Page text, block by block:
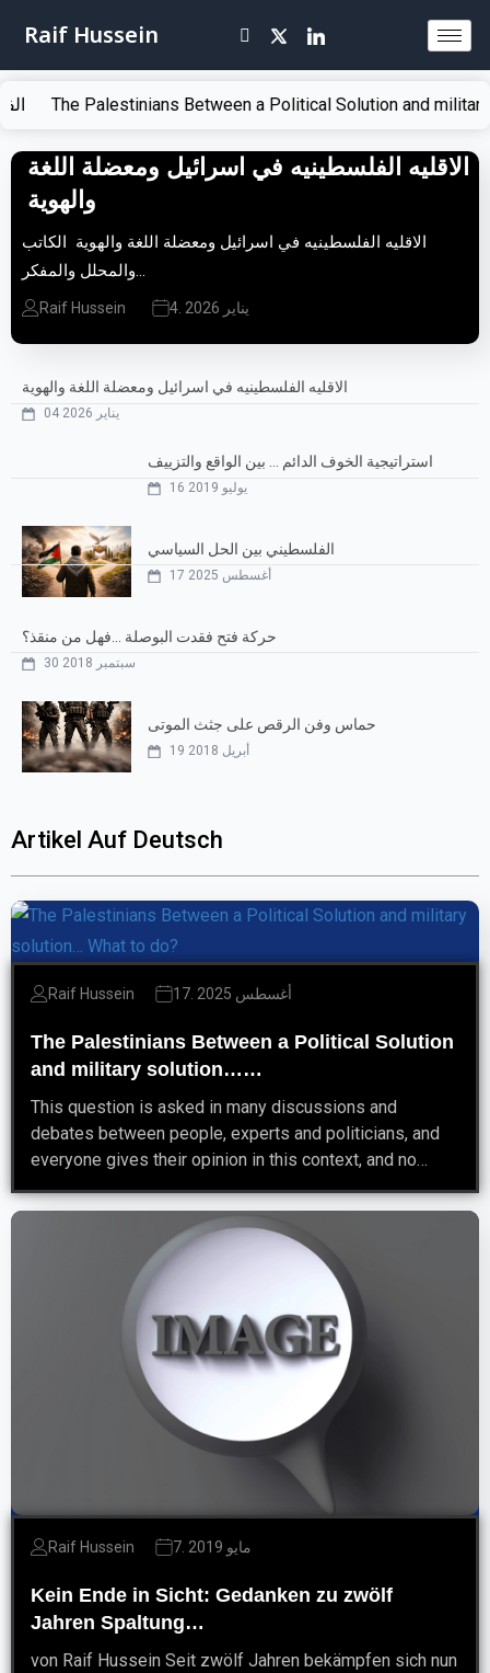
Raif Hussein
Palestinians Between a Political Solution and military
الاقليه الفلسطينيه في اسرائيل ومعضلة اللغة
والهوية
الاقليه الفلسطينيه في اسرائيل ومعضلة اللغة والهوية الكاتب
والمحلل والمفكر…
Raif Hussein 4. يناير 2026
الاقليه الفلسطينيه في اسرائيل ومعضلة اللغة والهوية
04 يناير 2026
استراتيجية الخوف الدائم … بين الواقع والتزييف
16 يوليو 2019
الفلسطيني بين الحل السياسي
17 أغسطس 2025
حركة فتح فقدت البوصلة …فهل من منقذ؟
30 سبتمبر 2018
حماس وفن الرقص على جثث الموتى
19 أبريل 2018
Artikel Auf Deutsch
Raif Hussein 17. أغسطس 2025
The Palestinians Between a Political Solution
and military solution……
This question is asked in many discussions and
debates between people, experts and politicians, and
everyone gives their opinion in this context, and no…
Raif Hussein 7. مايو 2019
Kein Ende in Sicht: Gedanken zu zwölf
Jahren Spaltung…
von Raif Hussein Seit zwölf Jahren bekämpfen sich nun